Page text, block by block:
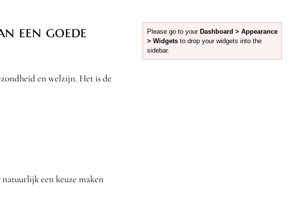
een goede
en welzijn. Het is de
een keuze maken
Please go to your Dashboard > Appearance
> Widgetsto drop your widgets into the
sidebar.